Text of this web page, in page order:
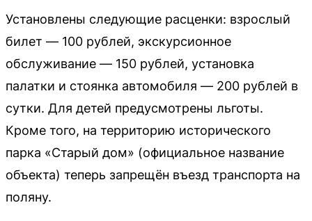
Установлены следующие расценки: взрослый
билет — 100 рублей, экскурсионное
обслуживание — 150 рублей, установка
палатки и стоянка автомобиля — 200 рублей в
сутки. Для детей предусмотрены льготы.
Кроме того, на территорию исторического
парка «Старый дом» (официальное название
объекта) теперь запрещён въезд транспорта на
поляну.